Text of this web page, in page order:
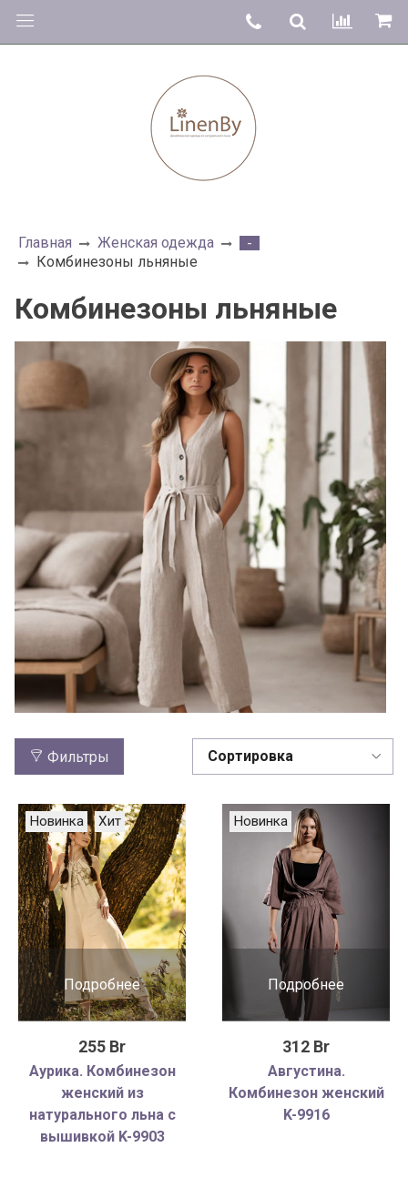
Главная Женская одежда
-
Комбинезоны льняные
Комбинезоны льняные
Фильтры
Подробнее
Новинка Хит
255 Br
Аурика. Комбинезон
женский из
натурального льна с
вышивкой K-9903
Подробнее
Новинка
312 Br
Августина.
Комбинезон женский
K-9916